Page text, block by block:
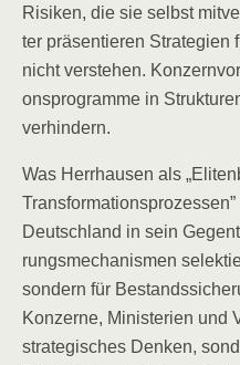
Risi­ken, die sie selbst
ter prä­sen­tie­ren Stra­te­gien
nicht ver­ste­hen.
ons­pro­gram­me in
verhindern.
Was Herr­hau­sen als
Deutsch­land in sein
rungs­me­cha­nis­men
son­dern für
Kon­zer­ne, Minis­te­ri­en und
stra­te­gi­sches Den­ken,